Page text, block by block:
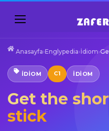
Anasayfa›Englypedia›İdiom›
İDIOM C1 IDIOM
Get the
stick